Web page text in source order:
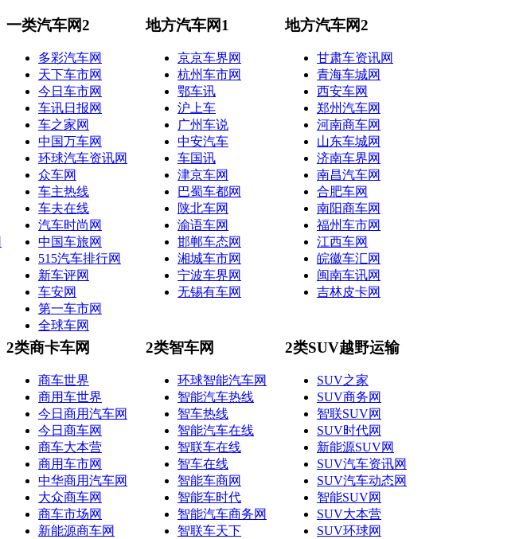
一类汽车网2
多彩汽车网
天下车市网
今日车市网
车讯日报网
车之家网
中国万车网
环球汽车资讯网
众车网
车主热线
车夫在线
汽车时尚网
中国车旅网
515汽车排行网
新车评网
车安网
第一车市网
全球车网
地方汽车网1
京京车界网
杭州车市网
鄂车讯
沪上车
广州车说
中安汽车
车国讯
津京车网
巴蜀车都网
陕北车网
渝语车网
邯郸车态网
湘城车市网
宁波车界网
无锡有车网
地方汽车网2
甘肃车资讯网
青海车城网
西安车网
郑州汽车网
河南商车网
山东车城网
济南车界网
南昌汽车网
合肥车网
南阳商车网
福州车市网
江西车网
皖徽车汇网
闽南车讯网
吉林皮卡网
2类商卡车网
商车世界
商用车世界
今日商用汽车网
今日商车网
商车大本营
商用车市网
中华商用汽车网
大众商车网
商车市场网
新能源商车网
2类智车网
环球智能汽车网
智能汽车热线
智车热线
智能汽车在线
智联车在线
智车在线
智能车商网
智能车时代
智能汽车商务网
智联车天下
2类SUV越野运输
SUV之家
SUV商务网
智联SUV网
SUV时代网
新能源SUV网
SUV汽车资讯网
SUV汽车动态网
智能SUV网
SUV大本营
SUV环球网